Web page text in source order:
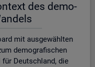
des de­mo­
mit aus­ge­wähl­ten
de­mo­gra­fi­schen
für Deutsch­land, die